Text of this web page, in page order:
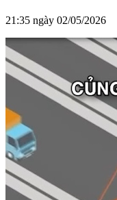
21:35 ngày 02/05/2026